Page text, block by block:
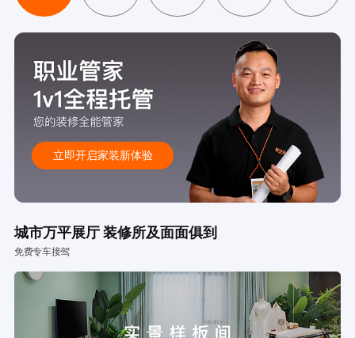
立即开启家装新体验
城市万平展厅 装修所及面面俱到
免费专车接驾